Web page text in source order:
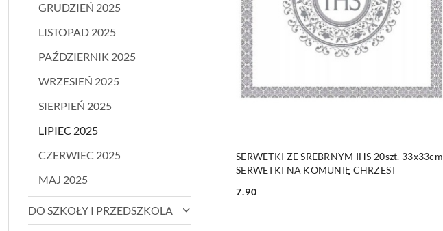
GRUDZIEŃ 2025
LISTOPAD 2025
PAŹDZIERNIK 2025
WRZESIEŃ 2025
SIERPIEŃ 2025
LIPIEC 2025
CZERWIEC 2025
MAJ 2025
DO SZKOŁY I PRZEDSZKOLA
SERWETKI ZE SREBRNYM IHS 20szt. 33x33cm
SERWETKI NA KOMUNIĘ CHRZEST
Cena:
7.90